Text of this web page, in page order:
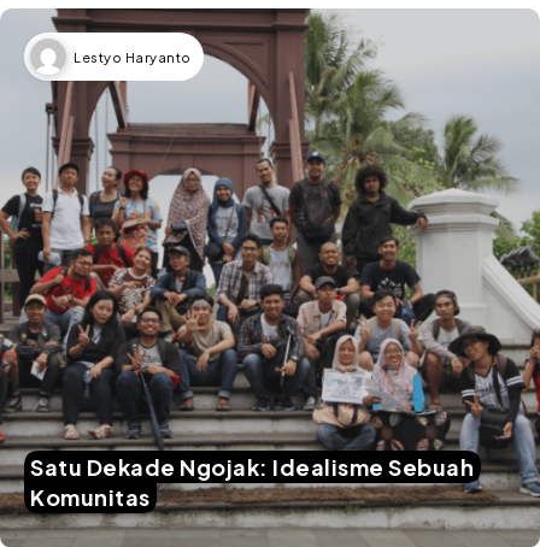
Lestyo Haryanto
Satu Dekade Ngojak: Idealisme Sebuah
Komunitas